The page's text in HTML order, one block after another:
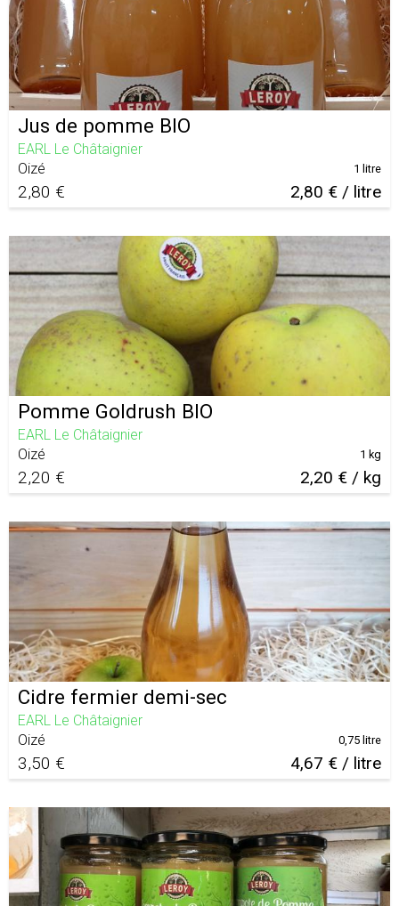
Jus de pomme BIO
EARL Le Châtaignier
Oizé
2,80 € 2,80 € / litre
1 litre
Pomme Goldrush BIO
EARL Le Châtaignier
Oizé
2,20 € 2,20 € / kg
1 kg
Cidre fermier demi-sec
EARL Le Châtaignier
Oizé
3,50 € 4,67 € / litre
0,75 litre